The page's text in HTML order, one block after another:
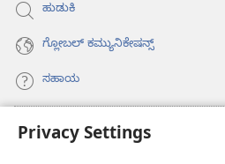
Privacy Settings
ಹುಡುಕಿ
ಗ್ಲೋಬಲ್‌ ಕಮ್ಯುನಿಕೇಷನ್ಸ್‌
ಸಹಾಯ
ಕಾಣಿಕೆಗಳು
(opens